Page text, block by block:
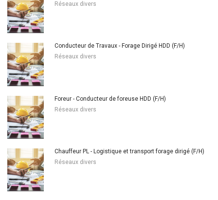
Réseaux divers
Conducteur de Travaux - Forage Dirigé HDD (F/H)
Réseaux divers
Foreur - Conducteur de foreuse HDD (F/H)
Réseaux divers
Chauffeur PL - Logistique et transport forage dirigé (F/H)
Réseaux divers